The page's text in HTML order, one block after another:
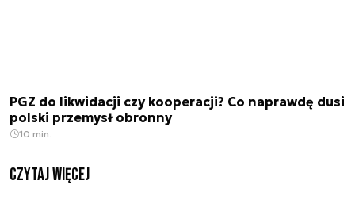
PGZ do likwidacji czy kooperacji? Co naprawdę dusi
polski przemysł obronny
10 min.
czytaj więcej